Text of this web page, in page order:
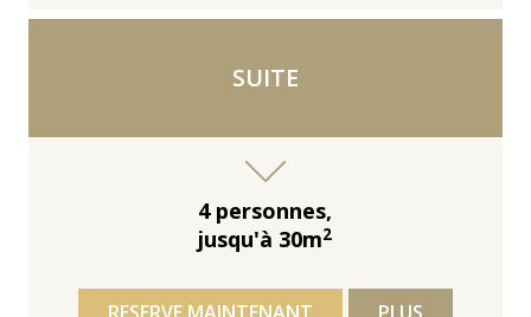
SUITE
4 personnes,
jusqu'à 30m2